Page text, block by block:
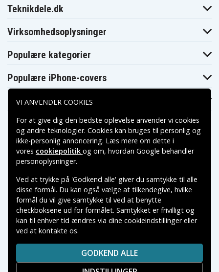
Teknikdele.dk
Virksomhedsoplysninger
Populære kategorier
Populære iPhone-covers
Populære Samsung-covers
Betalingsmuligheder
Leveringsmuligheder
Copyright © 2026, Spares Nordic AB
VAREMÆRKER NÆVNT PÅ DETTE WEB TILHØRER DE
RESPEKTIVE VAREMÆRKERS-EJER.
VI ANVENDER COOKIES
For at give dig den bedste oplevelse anvender vi cookies
og andre teknologier. Cookies kan bruges til personlig og
ikke-personlig annoncering. Læs mere om dette i
vores cookiepolitik og om, hvordan Google behandler
personoplysninger.
Ved at trykke på 'Godkend alle' giver du samtykke til alle
disse formål. Du kan også vælge at tilkendegive, hvilke
formål du vil give samtykke til ved at benytte
checkboksene ud for formålet. Samtykket er frivilligt og
kan til enhver tid ændres via dine cookieindstillinger eller
ved at kontakte os.
GODKEND ALLE